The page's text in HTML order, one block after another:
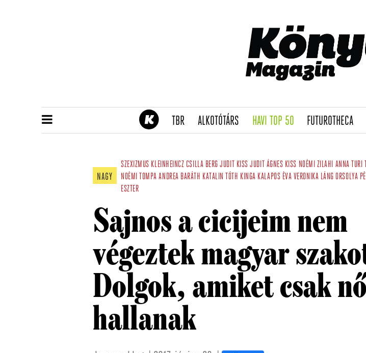
TBR(CURRENT)
ALKOTÓTÁRS(CURRENT)
HAVI TOP 50(CURRENT)
FUTUROTHECA
NAGY
SZEXIZMUS KLEINHEINCZ CSILLA BERG JUDIT KISS JUDIT ÁGNES KISS NOÉMI ZILAHI ANNA TURI
NOÉMI TOMPA ANDREA BARÁTH KATALIN TÓTH KINGA KALAPOS ÉVA VERONIKA LÁNG ORSOLYA
ESZTER
Sajnos a cicijeim nem
végeztek magyar
Dolgok, amiket csak
hallanak